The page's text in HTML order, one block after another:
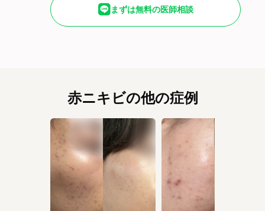
まずは無料の医師相談
赤ニキビの他の症例